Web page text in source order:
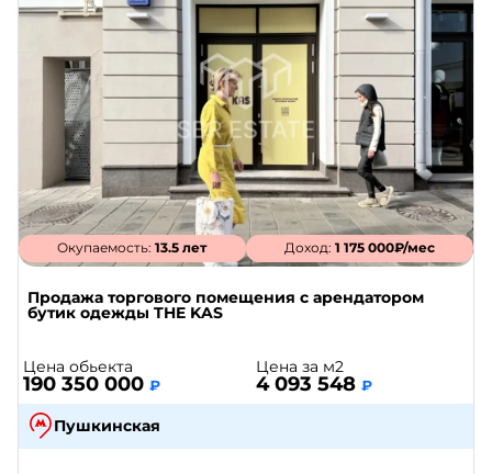
Окупаемость:13.5 лет Доход: 1 175 000₽/мес
Продажа торгового помещения с арендатором
бутик одежды THE KAS
Цена обьекта
190 350 000 ₽
Цена за м2
4 093 548 ₽
Пушкинская